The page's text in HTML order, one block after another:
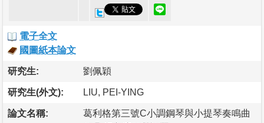
電子全文
國圖紙本論文
研究生: 劉佩穎
研究生(外文): LIU, PEI-YING
論文名稱:
葛利格第三號C小調鋼琴與小提琴奏鳴曲